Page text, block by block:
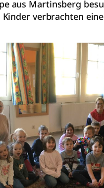
aus Martinsberg
Kinder verbrachten